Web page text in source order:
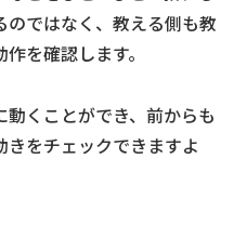
ではなく、教える側も教
を確認します。
くことができ、前からも
をチェックできますよ